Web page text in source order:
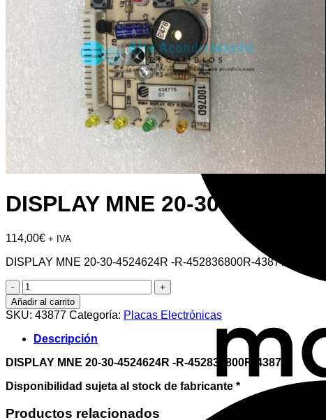
DISPLAY MNE 20-30-
114,00€ + IVA
DISPLAY MNE 20-30-4524624R -R-452836800R-43877
DISPLAY
MNE
20-
30-
4524624R
R-
43877
Añadir al carrito
SKU: 43877 Categoría: Placas Electrónicas
Descripción
DISPLAY MNE 20-30-4524624R -R-452836800R-43877
Disponibilidad sujeta al stock de fabricante *
Productos relacionados